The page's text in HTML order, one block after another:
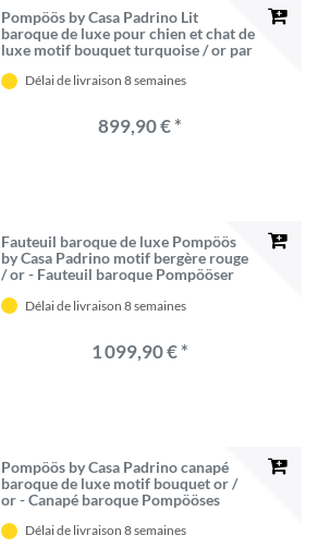
Pompöös by Casa Padrino Lit
baroque de luxe pour chien et chat de
luxe motif bouquet turquoise / or par
Délai de livraison 8 semaines
899,90 € *
Fauteuil baroque de luxe Pompöös
by Casa Padrino motif bergère rouge
/ or - Fauteuil baroque Pompööser
Délai de livraison 8 semaines
1 099,90 € *
Pompöös by Casa Padrino canapé
baroque de luxe motif bouquet or /
or - Canapé baroque Pompööses
Délai de livraison 8 semaines